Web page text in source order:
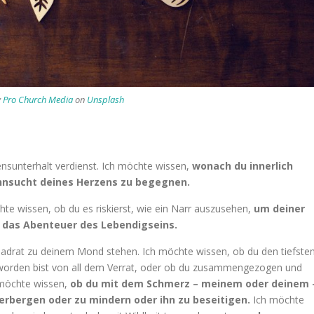
Pro Church Mediaon Unsplash
verdienst. Ich möchte wissen, wonach du innerlich
deines Herzens zu begegnen.
wissen, ob du es riskierst, wie ein Narr auszusehen, um deiner
Abenteuer des Lebendigseins.
zu deinem Mond stehen. Ich möchte wissen, ob du den
bist von all dem Verrat, oder ob du zusammengezogen und
wissen, ob du mit dem Schmerz – meinem oder deinem
oder zu mindern oder ihn zu beseitigen. Ich möchte